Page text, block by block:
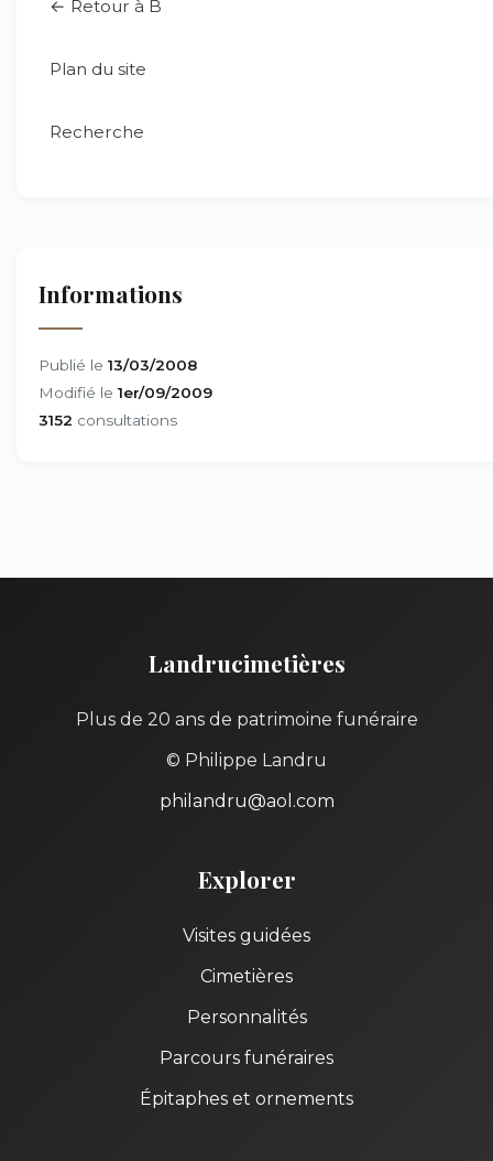
← Retour à B
Plan du site
Recherche
Informations
Publié le 13/03/2008
Modifié le 1er/09/2009
3152 consultations
Landrucimetières
Plus de 20 ans de patrimoine funéraire
© Philippe Landru
philandru@aol.com
Explorer
Visites guidées
Cimetières
Personnalités
Parcours funéraires
Épitaphes et ornements